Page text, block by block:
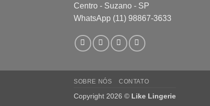
Centro - Suzano - SP
WhatsApp (11) 98867-3633
SOBRE NÓS CONTATO
Copyright 2026 © Like Lingerie